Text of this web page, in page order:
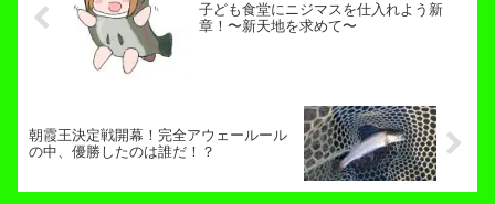
子ども食堂にニジマスを仕入れよう新
章！〜新天地を求めて〜
朝霞王決定戦開幕！完全アウェールール
の中、優勝したのは誰だ！？